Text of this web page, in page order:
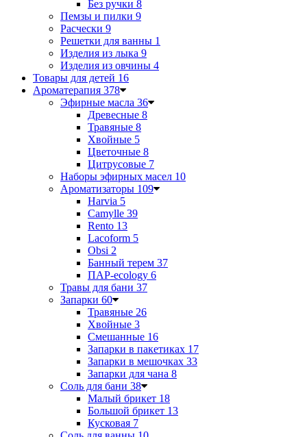
Без ручки 8
Пемзы и пилки 9
Расчески 9
Решетки для ванны 1
Изделия из лыка 9
Изделия из овчины 4
Товары для детей 16
Ароматерапия 378
Эфирные масла 36
Древесные 8
Травяные 8
Хвойные 5
Цветочные 8
Цитрусовые 7
Наборы эфирных масел 10
Ароматизаторы 109
Harvia 5
Camylle 39
Rento 13
Lacoform 5
Obsi 2
Банный терем 37
ПАР-ecology 6
Травы для бани 37
Запарки 60
Травяные 26
Хвойные 3
Смешанные 16
Запарки в пакетиках 17
Запарки в мешочках 33
Запарки для чана 8
Соль для бани 38
Малый брикет 18
Большой брикет 13
Кусковая 7